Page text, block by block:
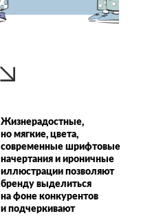
Жизнерадостные,
но мягкие, цвета,
современные шрифтовые
начертания и ироничные
иллюстрации позволяют
бренду выделиться
на фоне конкурентов
и подчеркивают